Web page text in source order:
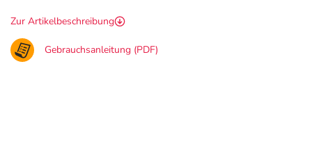
Zur Artikelbeschreibung
Gebrauchsanleitung (PDF)